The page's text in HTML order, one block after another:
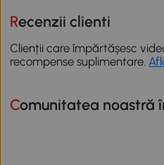
Recenzii clienti
Clienții care împărtășesc
recompense suplimentare.
Comunitatea noastră